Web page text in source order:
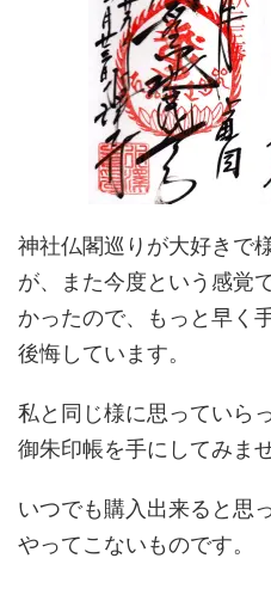
神社仏閣巡りが大好きで
が、また今度という感覚
かったので、もっと早く
後悔しています。
私と同じ様に思っていら
御朱印帳を手にしてみま
いつでも購入出来ると思
やってこないものです。